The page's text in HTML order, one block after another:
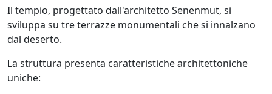
Il tempio, progettato dall'architetto Senenmut, si
sviluppa su tre terrazze monumentali che si innalzano
dal deserto.
La struttura presenta caratteristiche architettoniche
uniche: